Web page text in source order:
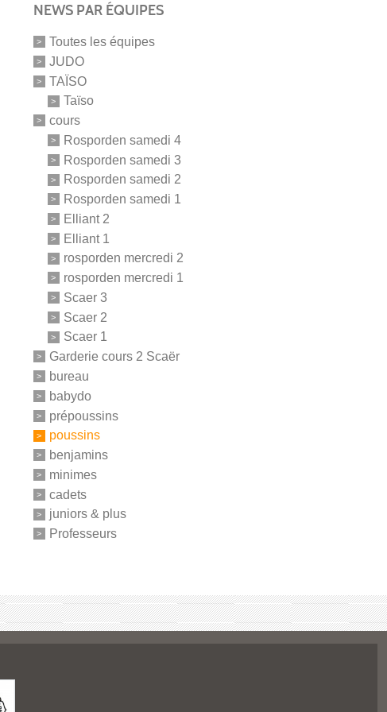
NEWS PAR ÉQUIPES
Toutes les équipes
JUDO
TAÏSO
Taïso
cours
Rosporden samedi 4
Rosporden samedi 3
Rosporden samedi 2
Rosporden samedi 1
Elliant 2
Elliant 1
rosporden mercredi 2
rosporden mercredi 1
Scaer 3
Scaer 2
Scaer 1
Garderie cours 2 Scaër
bureau
babydo
prépoussins
poussins
benjamins
minimes
cadets
juniors & plus
Professeurs